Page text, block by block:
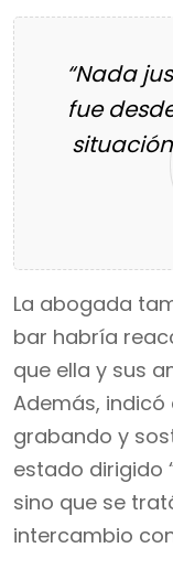
“Nada
fue
La abogada
bar habría
que ella y sus
Además,
grabando y
estado dirigido
sino que se
intercambio